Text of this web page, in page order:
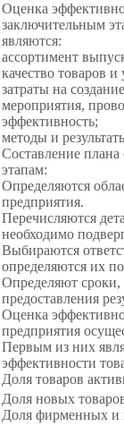
Оценка
заключительным
являются:
ассортимент
качество товаров и
затраты на
мероприятия,
эффективность;
методы и
Составление
этапам:
Определяются
предприятия.
Перечисляются
необходимо
Выбираются
определяются их
Определяют
предоставления
Оценка
предприятия
Первым из них
эффективности
Доля товаров
Доля новых
Доля фирменных и